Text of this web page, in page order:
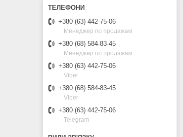
+380 (63) 442-75-06
Менеджер по продажам
+380 (68) 584-83-45
Менеджер по продажам
+380 (63) 442-75-06
Viber
+380 (68) 584-83-45
Viber
+380 (63) 442-75-06
Telegram